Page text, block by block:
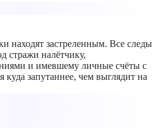
находят застреленным. Все следы
стражи налётчику,
и имевшему личные счёты с
запутаннее, чем выглядит на